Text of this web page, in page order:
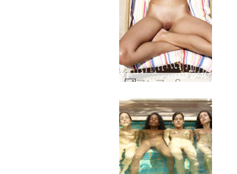
アンア・S サン チェアー #23